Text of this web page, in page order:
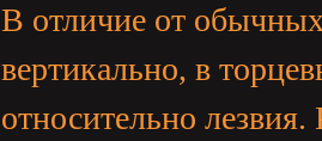
В отличие от
вертикально, в
относительно